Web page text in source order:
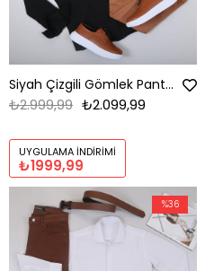
Siyah Çizgili Gömlek Pantolon Ayakkabı Kombin
₺2.099,99
₺2.999,99
UYGULAMA İNDIRIMI
₺1999,99
%36